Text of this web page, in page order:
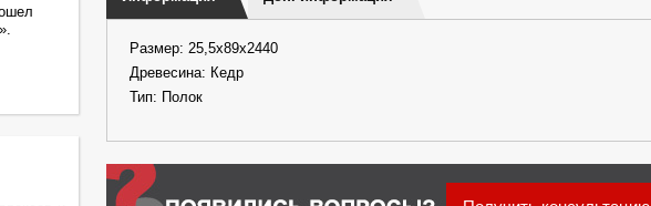
Размер: 25,5х89х2440
Древесина: Кедр
Тип: Полок